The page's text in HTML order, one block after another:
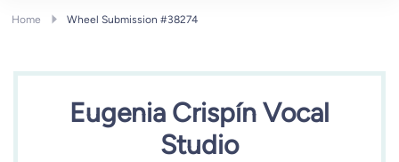
Home Wheel Submission #38274
Eugenia Crispín Vocal
Studio